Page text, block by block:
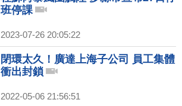
班停課
2023-07-26 20:05:22
閉環太久！廣達上海子公司 員工集體
衝出封鎖
2022-05-06 21:56:51